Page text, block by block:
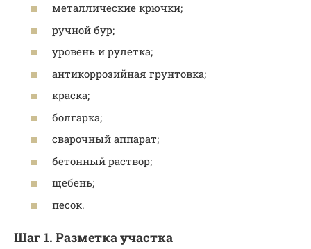
металлические крючки;
ручной бур;
уровень и рулетка;
антикоррозийная грунтовка;
краска;
болгарка;
сварочный аппарат;
бетонный раствор;
щебень;
песок.
Шаг 1. Разметка участка